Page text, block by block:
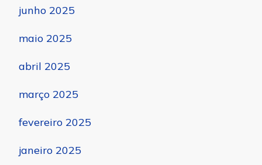
junho 2025
maio 2025
abril 2025
março 2025
fevereiro 2025
janeiro 2025